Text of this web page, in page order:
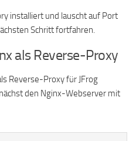
installiert und lauscht auf Port
Schritt fortfahren.
als Reverse-Proxy
Reverse-Proxy für JFrog
den Nginx-Webserver mit